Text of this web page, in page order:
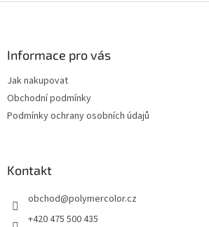
Informace pro vás
Jak nakupovat
Obchodní podmínky
Podmínky ochrany osobních údajů
Kontakt
obchod@polymercolor.cz
+420 475 500 435